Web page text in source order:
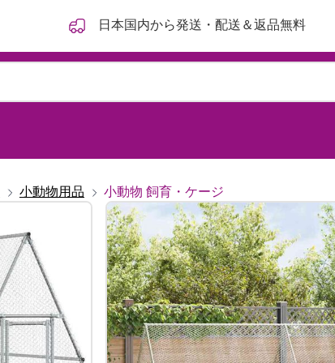
日本国内から発送・配送＆返品無料
小動物用品 小動物 飼育・ケージ